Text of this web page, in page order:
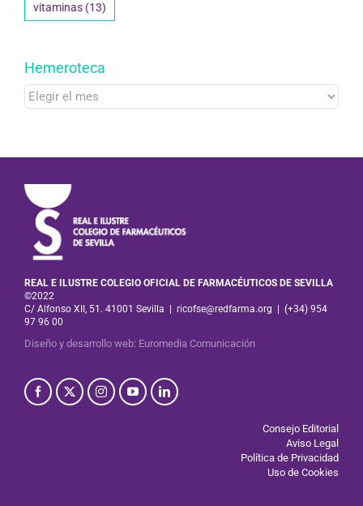
Hemeroteca
REAL E ILUSTRE COLEGIO OFICIAL DE FARMACÉUTICOS DE SEVILLA
©2022
C/ Alfonso XII, 51. 41001 Sevilla|ricofse@redfarma.org
97 96 00